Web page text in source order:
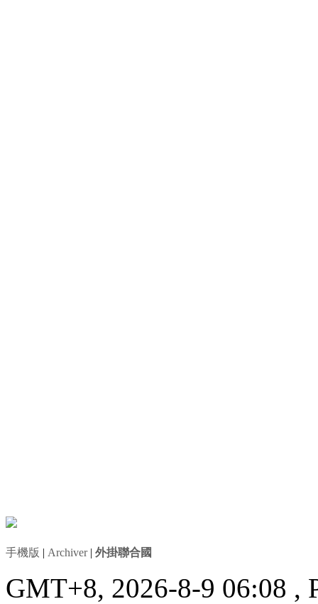
手機版 | Archiver| 外掛聯合國
GMT+8, 2026-8-9 06:08 ,